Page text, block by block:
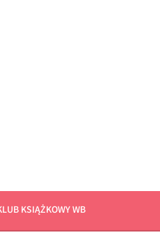
KSIĄŻKOWY WB